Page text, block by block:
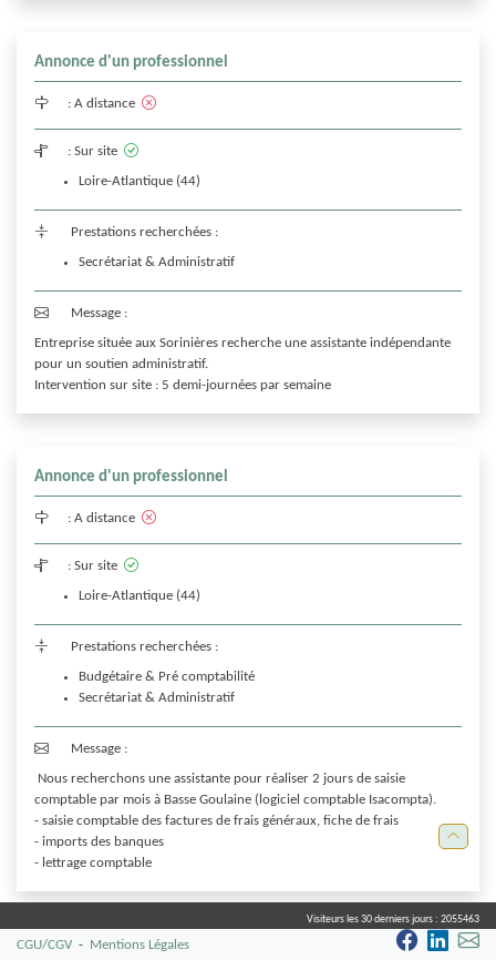
Annonce d'un professionnel
: A distance
: Sur site
Loire-Atlantique (44)
Prestations recherchées :
Secrétariat & Administratif
Message :
Entreprise située aux Sorinières recherche une assistante indépendante
pour un soutien administratif.
Annonce d'un professionnel
: A distance
: Sur site
Loire-Atlantique (44)
Prestations recherchées :
Budgétaire & Pré comptabilité
Secrétariat & Administratif
Message :
comptable par mois à Basse Goulaine (logiciel comptable Isacompta).
- saisie comptable des factures de frais généraux, fiche de frais
- imports des banques
Annonce d'un professionnel
Visiteurs les 30 derniers jours : 2055463
CGU/CGV - Mentions Légales